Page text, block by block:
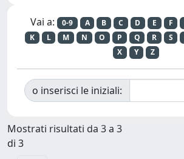
Vai a: 0-9 A B C D E F
K
L M N O P Q R S
X
Y Z
o inserisci le iniziali:
Mostrati risultati da 3 a 3
di 3